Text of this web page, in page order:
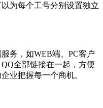
为每个工号分别设置独立
务，如WEB端、PC客户
全部链接在一起，方便
业把握每一个商机。